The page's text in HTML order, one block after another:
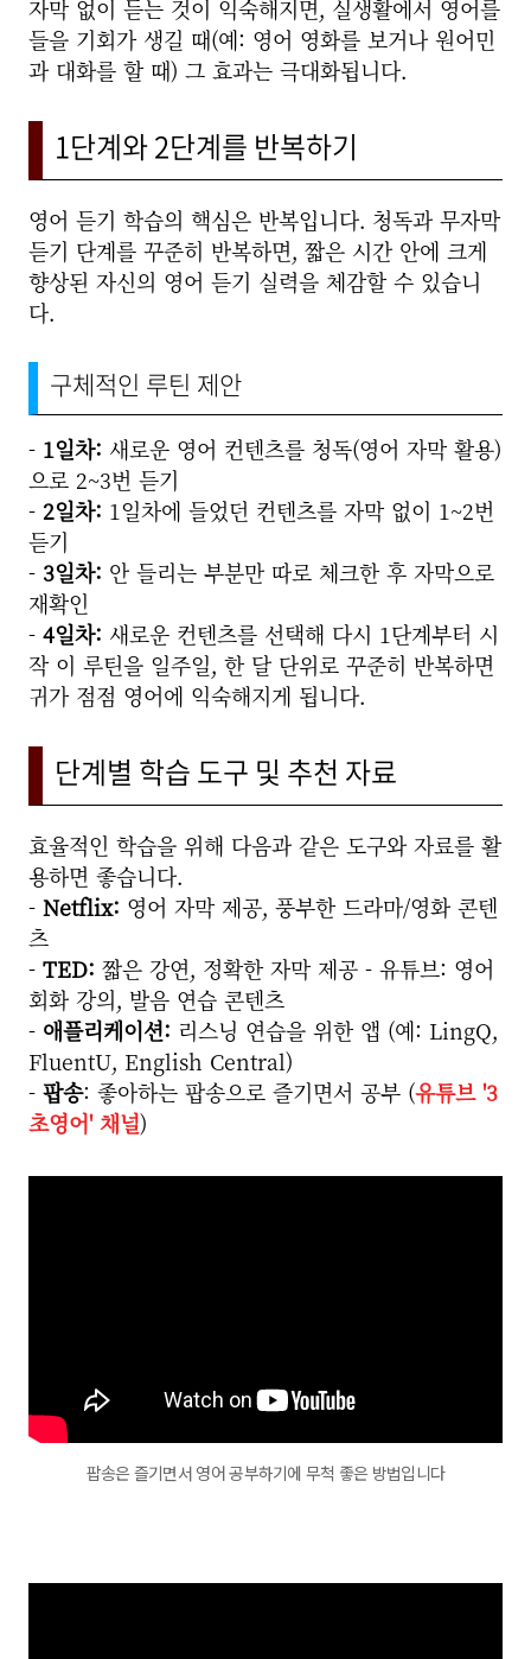
자막 없이 듣는 것이 익숙해지면, 실생활에서 영어를
들을 기회가 생길 때(예: 영어 영화를 보거나 원어민
과 대화를 할 때) 그 효과는 극대화됩니다.
1단계와 2단계를 반복하기
영어 듣기 학습의 핵심은 반복입니다. 청독과 무자막
듣기 단계를 꾸준히 반복하면, 짧은 시간 안에 크게
향상된 자신의 영어 듣기 실력을 체감할 수 있습니
다.
구체적인 루틴 제안
- 1일차: 새로운 영어 컨텐츠를 청독(영어 자막 활용)
으로 2~3번 듣기
- 2일차: 1일차에 들었던 컨텐츠를 자막 없이 1~2번
듣기
- 3일차: 안 들리는 부분만 따로 체크한 후 자막으로
재확인
- 4일차: 새로운 컨텐츠를 선택해 다시 1단계부터 시
작 이 루틴을 일주일, 한 달 단위로 꾸준히 반복하면
귀가 점점 영어에 익숙해지게 됩니다.
단계별 학습 도구 및 추천 자료
효율적인 학습을 위해 다음과 같은 도구와 자료를 활
용하면 좋습니다.
- Netflix: 영어 자막 제공, 풍부한 드라마/영화 콘텐
츠
- TED: 짧은 강연, 정확한 자막 제공 - 유튜브: 영어
회화 강의, 발음 연습 콘텐츠
- 애플리케이션: 리스닝 연습을 위한 앱 (예: LingQ,
FluentU, English Central)
- 팝송: 좋아하는 팝송으로 즐기면서 공부 (유튜브 '3
초영어' 채널)
팝송은 즐기면서 영어 공부하기에 무척 좋은 방법입니다